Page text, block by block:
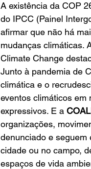
A existência da COP
do IPCC (Painel
afirmar que não há
mudanças climáticas.
Climate Change
Junto à pandemia de
climática e o
eventos climáticos em
expressivos. E a
organizações,
denunciado e seguem
cidade ou no campo,
espaços de vida